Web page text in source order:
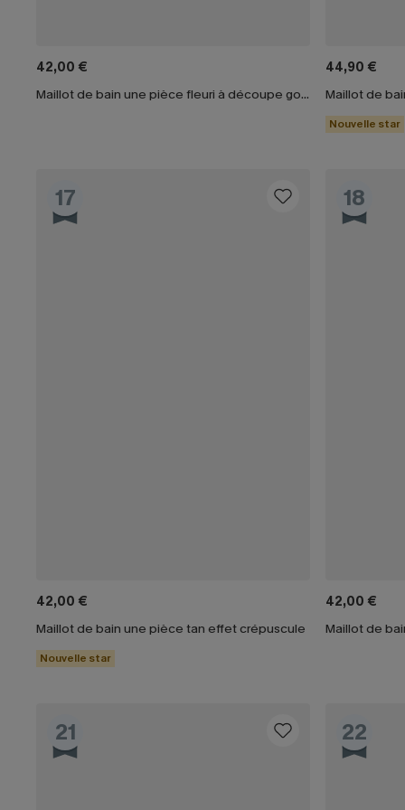
42,00 €
Maillot de bain une pièce fleuri à découpe goutte d'eau
44,90 €
Nouvelle star
17
42,00 €
Maillot de bain une pièce tan effet crépuscule
Nouvelle star
18
42,00 €
21 22